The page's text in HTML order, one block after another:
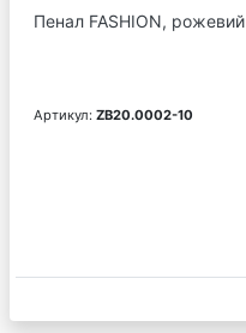
Пенал FASHION, рожевий
Артикул: ZB20.0002-10